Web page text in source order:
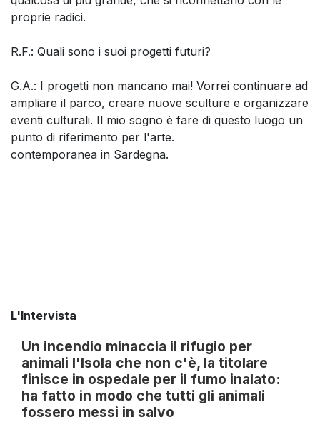
proprie radici.
R.F.: Quali sono i suoi progetti futuri?
G.A.: I progetti non mancano mai! Vorrei continuare ad
ampliare il parco, creare nuove sculture e organizzare
eventi culturali. Il mio sogno è fare di questo luogo un
punto di riferimento per l'arte.
contemporanea in Sardegna.
L'Intervista
Un incendio minaccia il rifugio per
animali l'Isola che non c'è, la titolare
finisce in ospedale per il fumo inalato:
ha fatto in modo che tutti gli animali
fossero messi in salvo